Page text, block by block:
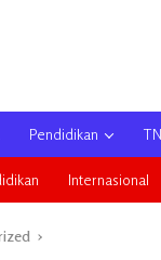
Pendidikan
Internasional